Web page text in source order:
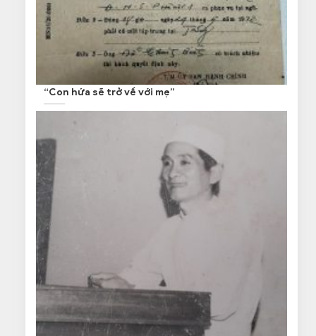
“Con hứa sẽ trở về với mẹ”